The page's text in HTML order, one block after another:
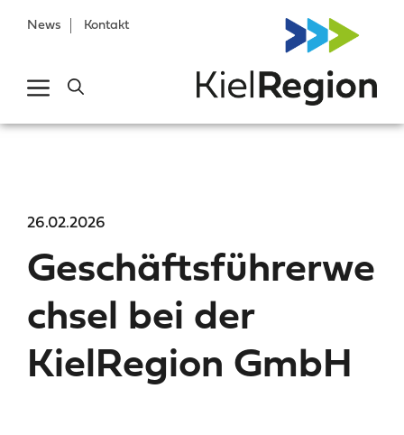
News Kontakt
Geschäftsführerwe
chsel bei der
KielRegion GmbH
26.02.2026